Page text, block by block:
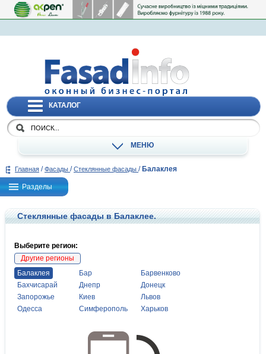
КАТАЛОГ
МЕНЮ
Главная / Фасады / Стеклянные фасады / Балаклея
Разделы
Стеклянные фасады в Балаклее.
Выберите регион:
Другие регионы
Балаклея
Бар
Барвенково
Бахчисарай
Днепр
Донецк
Запорожье
Киев
Львов
Одесса
Симферополь Харьков